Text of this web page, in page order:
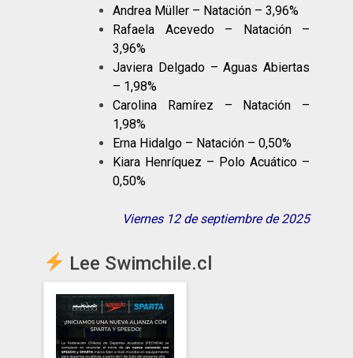
Andrea Müller – Natación – 3,96%
Rafaela Acevedo – Natación –
3,96%
Javiera Delgado – Aguas Abiertas
– 1,98%
Carolina Ramírez – Natación –
1,98%
Erna Hidalgo – Natación – 0,50%
Kiara Henríquez – Polo Acuático –
0,50%
Viernes 12 de septiembre de 2025
Lee Swimchile.cl